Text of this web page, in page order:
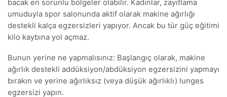
bacak en sorunlu bölgeler olabilir. Kadınlar, zayıflama
umuduyla spor salonunda aktif olarak makine ağırlığı
destekli kalça egzersizleri yapıyor. Ancak bu tür güç eğitimi
kilo kaybına yol açmaz.
Bunun yerine ne yapmalısınız: Başlangıç ​​olarak, makine
ağırlık destekli addüksiyon/abdüksiyon egzersizini yapmayı
bırakın ve yerine ağırlıksız (veya düşük ağırlıklı) lunges
egzersizi yapın.